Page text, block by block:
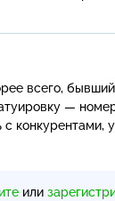
всего,
—
конкурентами,
или